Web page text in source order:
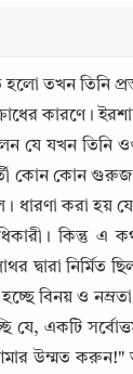
তখন তিনি
কারণে।
যে যখন তিনি
কোন কোন
ধারণা করা হয়
কিন্তু
দ্বারা
বিনয় ও
একটি
উম্মত